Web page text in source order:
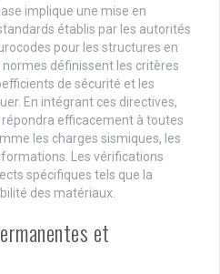
implique une mise en
établis par les autorités
pour les structures en
normes définissent les critères
de sécurité et les
En intégrant ces directives,
répondra efficacement à toutes
les charges sismiques, les
Les vérifications
spécifiques tels que la
des matériaux.
et